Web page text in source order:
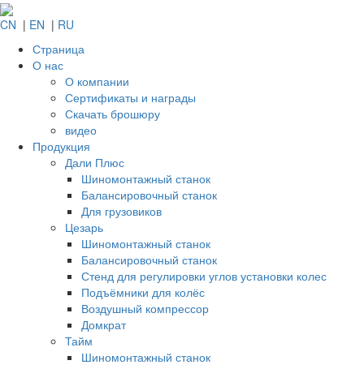
CN | EN | RU
Страница
О нас
О компании
Сертификаты и награды
Скачать брошюру
видео
Продукция
Дали Плюс
Шиномонтажный станок
Балансировочный станок
Для грузовиков
Цезарь
Шиномонтажный станок
Балансировочный станок
Стенд для регулировки углов установки колес
Подъёмники для колёс
Воздушный компрессор
Домкрат
Тайм
Шиномонтажный станок